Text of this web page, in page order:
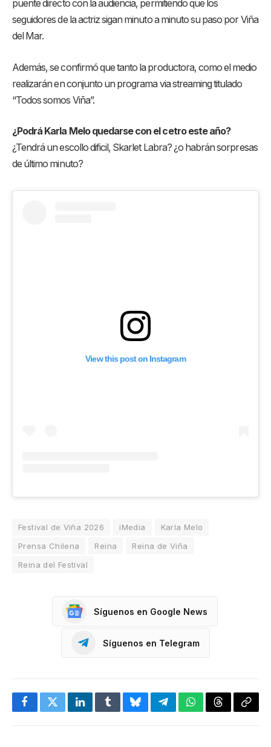
puente directo con la audiencia, permitiendo que los
seguidores de la actriz sigan minuto a minuto su paso por Viña
del Mar.
Además, se confirmó que tanto la productora, como el medio
realizarán en conjunto un programa via streaming titulado
“Todos somos Viña”.
¿Podrá Karla Melo quedarse con el cetro este año?
¿Tendrá un escollo dificil, Skarlet Labra? ¿o habrán sorpresas
de último minuto?
View this post on Instagram
Festival de Viña 2026 iMedia
Karla Melo
Prensa Chilena
Reina
Reina de Viña
Reina del Festival
Síguenos en Google News
Síguenos en Telegram
FacebookTwitterLinkedInTumblrBlueskyTelegramWhatsApp
Threads